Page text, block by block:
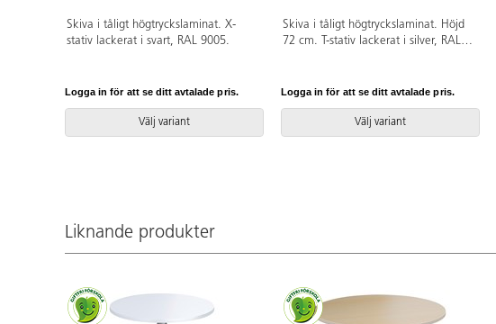
Skiva i tåligt högtryckslaminat. X-
stativ lackerat i svart, RAL 9005.
Logga in för att se ditt avtalade pris.
Välj variant
Skiva i tåligt högtryckslaminat. Höjd
72 cm. T-stativ lackerat i silver, RAL
Logga in för att se ditt avtalade pris.
Välj variant
Liknande produkter